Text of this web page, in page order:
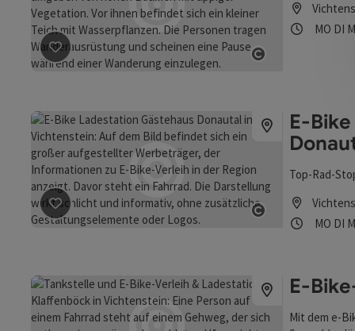
Beitrag merken: Donausteigrastplatz Teich
MO DI
Copyright
Beitrag merken : E-Bike Ladestation Gästehaus
E-
Top-Rad-
MO DI
E-
Mit dem e-